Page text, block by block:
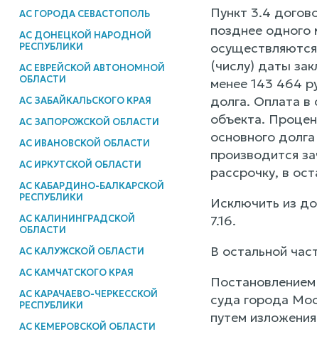
АС ГОРОДА СЕВАСТОПОЛЬ
АС ДОНЕЦКОЙ НАРОДНОЙ
РЕСПУБЛИКИ
АС ЕВРЕЙСКОЙ АВТОНОМНОЙ
ОБЛАСТИ
АС ЗАБАЙКАЛЬСКОГО КРАЯ
АС ЗАПОРОЖСКОЙ ОБЛАСТИ
АС ИВАНОВСКОЙ ОБЛАСТИ
АС ИРКУТСКОЙ ОБЛАСТИ
АС КАБАРДИНО-БАЛКАРСКОЙ
РЕСПУБЛИКИ
АС КАЛИНИНГРАДСКОЙ
ОБЛАСТИ
АС КАЛУЖСКОЙ ОБЛАСТИ
АС КАМЧАТСКОГО КРАЯ
АС КАРАЧАЕВО-ЧЕРКЕССКОЙ
РЕСПУБЛИКИ
АС КЕМЕРОВСКОЙ ОБЛАСТИ
Пункт 3.4
позднее
(числу) даты
менее 143 464
долга. Оплата в
объекта.
основного
производится
рассрочку, в
Исключить из
7.16.
В остальной
суда города
путем